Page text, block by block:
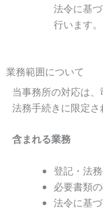
法令に基
行います。
業務範囲について
当事務所の対応は
法務手続きに限定さ
含まれる業務
登記・法
必要書類
法令に基